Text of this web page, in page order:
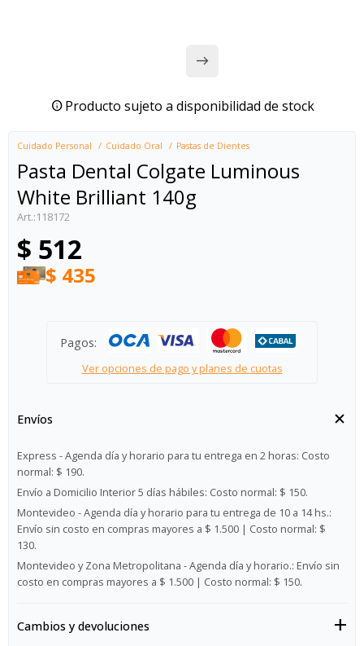
Producto sujeto a disponibilidad de stock
Cuidado Personal Cuidado Oral Pastas de Dientes
Pasta Dental Colgate Luminous
White Brilliant 140g
118172
$ 512
$ 435
Pagos:
Ver opciones de pago y planes de cuotas
Envíos
Express - Agenda día y horario para tu entrega en 2 horas: Costo
normal: $ 190.
Envío a Domicilio Interior 5 días hábiles: Costo normal: $ 150.
Montevideo - Agenda día y horario para tu entrega de 10 a 14 hs.:
Envío sin costo en compras mayores a $ 1.500 | Costo normal: $
130.
Montevideo y Zona Metropolitana - Agenda día y horario.: Envío sin
costo en compras mayores a $ 1.500 | Costo normal: $ 150.
Cambios y devoluciones